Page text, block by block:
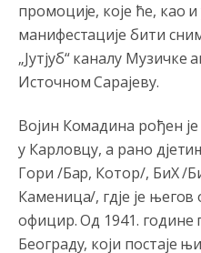
промоције, које ће, као
манифестације бити
„Јутјуб“ каналу
Источном Сарајеву.
Војин Комадина рођен
у Карловцу, а рано
Гори /Бар, Котор/, БиХ /
Каменица/, гд‌је је
официр. Од 1941. године
Београду, који постаје
Анонимно2553747 8/4/2026
Lakše je tući djecu po
kriminalom.
8/4/2026
Nema bolesti kao sto je
bogastva kao
Анонимно2797823 8/4/2026